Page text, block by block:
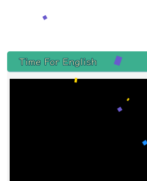
左邊區域內容
Time For English